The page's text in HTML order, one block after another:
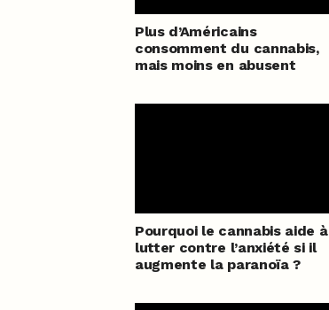
Plus d’Américains
consomment du cannabis,
mais moins en abusent
Pourquoi le cannabis aide à
lutter contre l’anxiété si il
augmente la paranoïa ?